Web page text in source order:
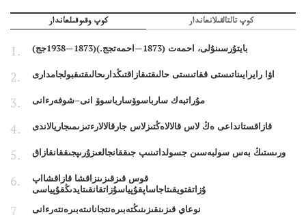
كوپ وقىوقىلعاندار كوپ تالتالقىلانعاندار
بايتۇرسىنۇلى، احمەت (1873—احمەتجج.)(1873—1938جج)
اۋا رايرايىناتىستى ققاتىستى حالىقتىقازاقتىڭدارىحالىقتىقبولجامدارى
مۇراتبەك سارباسوۆسارباسوۆ انى–شوفەرءانى
قازاقستانداعى ەڭ لاس قالالاەڭتىزلاس جارقالالارءتىزىمىجاريالاندى
ورىستىڭ بەس سولبەسىن جسولداتىنىپ جىققانجالعىزۇرىپجىققانقازاق
قوس قىزقىزىنزاقشا قازاقشااپ
ۇزاتقتويقىتاجاساپقۇپياسۇزاتقانقىتايدىڭقۇپياسى
نوعاي قىزىنقىزىنىڭتەبىرەنتجانانىتەبىرەنتەرءانى